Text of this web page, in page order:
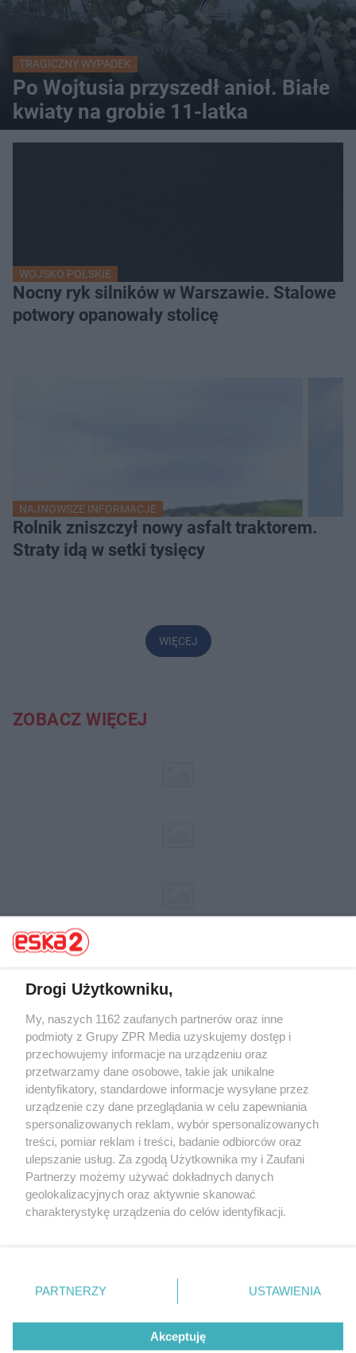
TRAGICZNY WYPADEK
Po Wojtusia przyszedł anioł. Białe
kwiaty na grobie 11-latka
WOJSKO POLSKIE
Nocny ryk silników w Warszawie. Stalowe
potwory opanowały stolicę
NAJNOWSZE INFORMACJE
Rolnik zniszczył nowy asfalt traktorem.
Straty idą w setki tysięcy
WIĘCEJ
ZOBACZ WIĘCEJ
Żaden utwór zamieszczony w serwisie nie może być powielany i
rozpowszechniany lub dalej rozpowszechniany w jakikolwiek sposób (w
tym także elektroniczny lub mechaniczny) na jakimkolwiek polu
eksploatacji w jakiejkolwiek formie, włącznie z umieszczaniem w
Internecie bez pisemnej zgody właściciela praw. Jakiekolwiek użycie lub
wykorzystanie utworów w całości lub w części z naruszeniem prawa,
tzn. bez właściwej zgody, jest zabronione pod groźbą kary i może być
ścigane prawnie.
Drogi Użytkowniku,
My, naszych 1162 zaufanych partnerów oraz inne
podmioty z Grupy ZPR Media uzyskujemy dostęp i
przechowujemy informacje na urządzeniu oraz
przetwarzamy dane osobowe, takie jak unikalne
identyfikatory, standardowe informacje wysyłane przez
urządzenie czy dane przeglądania w celu zapewniania
spersonalizowanych reklam, wybór spersonalizowanych
treści, pomiar reklam i treści, badanie odbiorców oraz
ulepszanie usług. Za zgodą Użytkownika my i Zaufani
Partnerzy możemy używać dokładnych danych
geolokalizacyjnych oraz aktywnie skanować
charakterystykę urządzenia do celów identyfikacji.
zmienić/wycofać klikając przycisk ustawień prywatności
znajdujący się w lewym dolnym rogu strony
rodzaje przetwarzania danych nie wymagają zgody
użytkownika, ale masz prawo sprzeciwić się takiemu
PARTNERZY USTAWIENIA
Akceptuję